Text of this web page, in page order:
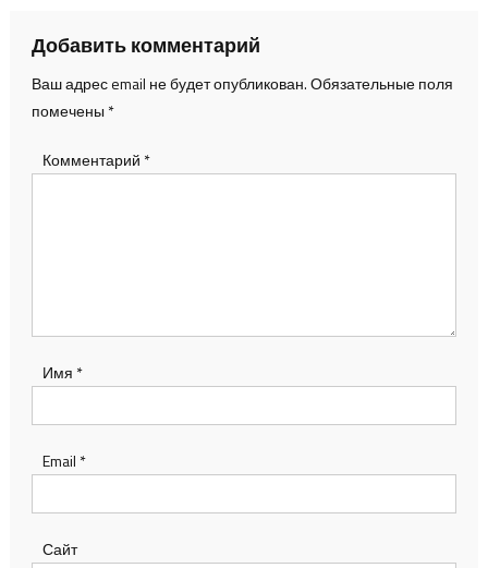
Добавить комментарий
Ваш адрес email не будет опубликован.Обязательные поля
помечены *
Комментарий *
Имя *
Email *
Сайт